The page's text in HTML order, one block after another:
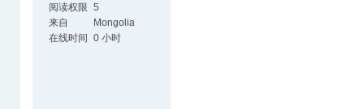
阅读权限 5
来自
Mongolia
在线时间
0 小时